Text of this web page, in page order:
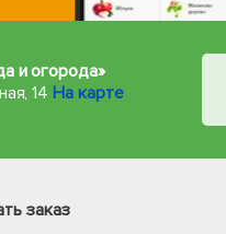
и огорода»
14 На карте
заказ